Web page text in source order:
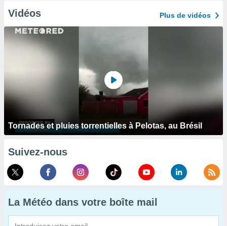
Vidéos Plus de vidéos
Tornades et pluies torrentielles à Pelotas, au Brésil
Suivez-nous
La Météo dans votre boîte mail